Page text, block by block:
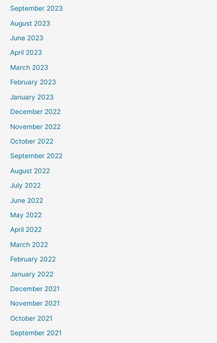
September 2023
August 2023
June 2023
April 2023
March 2023
February 2023
January 2023
December 2022
November 2022
October 2022
September 2022
August 2022
July 2022
June 2022
May 2022
April 2022
March 2022
February 2022
January 2022
December 2021
November 2021
October 2021
September 2021